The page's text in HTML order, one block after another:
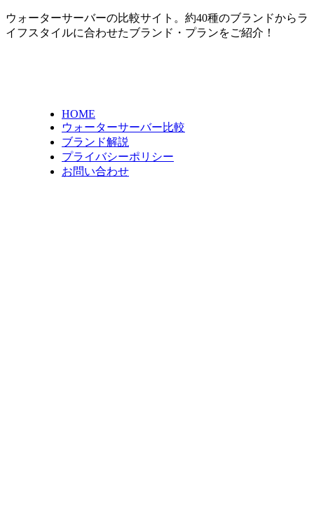
ウォーターサーバーの比較サイト。約40種のブランドからラ
イフスタイルに合わせたブランド・プランをご紹介！
HOME
ウォーターサーバー比較
ブランド解説
プライバシーポリシー
お問い合わせ